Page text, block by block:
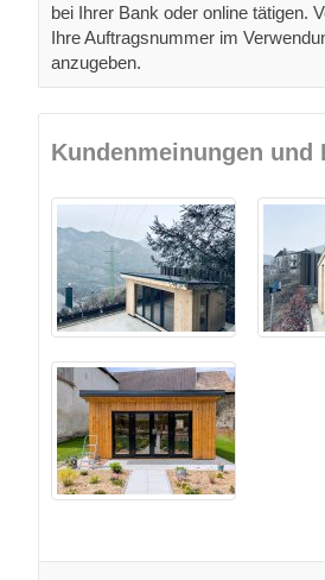
bei Ihrer Bank oder online tätigen.
Ihre Auftragsnummer im
anzugeben.
Kundenmeinungen und